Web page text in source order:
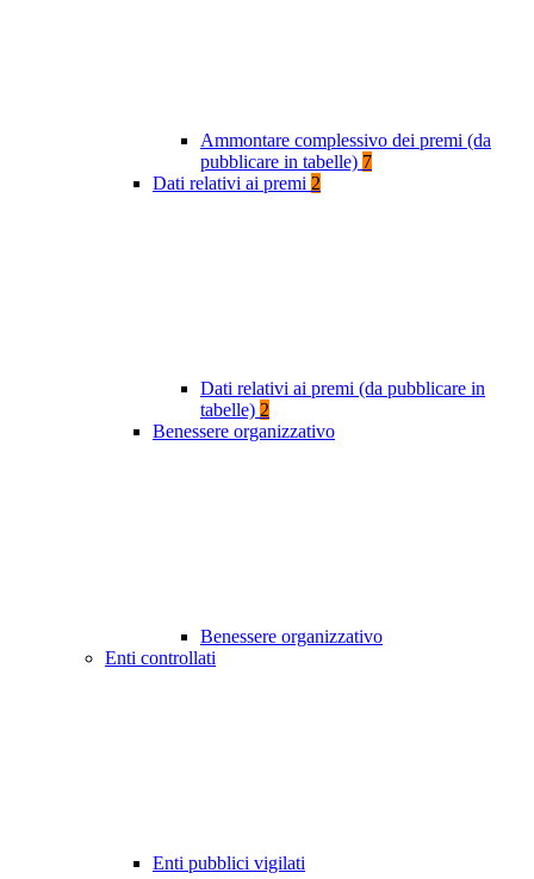
Ammontare complessivo dei premi (da
pubblicare in tabelle) 7
Dati relativi ai premi 2
Dati relativi ai premi (da pubblicare in
tabelle) 2
Benessere organizzativo
Benessere organizzativo
Enti controllati
Enti pubblici vigilati